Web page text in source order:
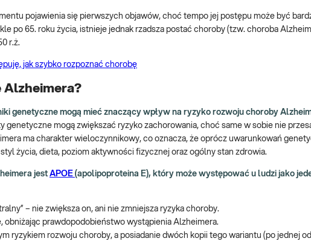
pojawienia się pierwszych objawów, choć tempo jej postępu może być
po 65. roku życia, istnieje jednak rzadsza postać choroby (tzw. choroba
r.ż.
jak szybko rozpoznać chorobę
Alzheimera?
genetyczne mogą mieć znaczący wpływ na ryzyko rozwoju choroby
genetyczne mogą zwiększać ryzyko zachorowania, choć same w sobie nie
ma charakter wieloczynnikowy, co oznacza, że oprócz uwarunkowań
życia, dieta, poziom aktywności fizycznej oraz ogólny stan zdrowia.
jest APOE (apolipoproteina E), który może występować u ludzi jako
– nie zwiększa on, ani nie zmniejsza ryzyka choroby.
obniżając prawdopodobieństwo wystąpienia Alzheimera.
ryzykiem rozwoju choroby, a posiadanie dwóch kopii tego wariantu (po jednej